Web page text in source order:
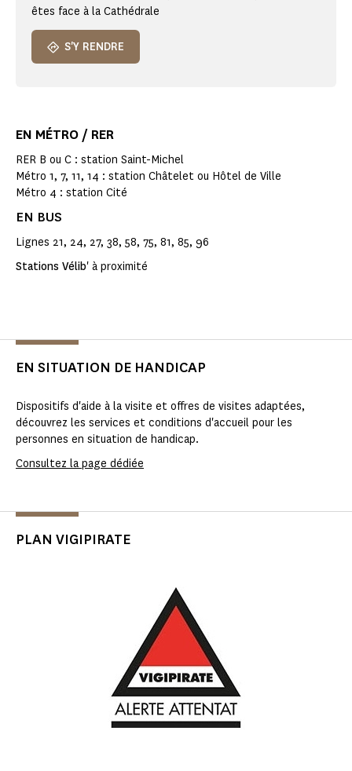
êtes face à la Cathédrale
S'Y RENDRE
EN MÉTRO / RER
RER B ou C : station Saint-Michel
Métro 1, 7, 11, 14 : station Châtelet ou Hôtel de Ville
Métro 4 : station Cité
EN BUS
Lignes 21, 24, 27, 38, 58, 75, 81, 85, 96
Stations Vélib' à proximité
EN SITUATION DE HANDICAP
Dispositifs d'aide à la visite et offres de visites adaptées,
découvrez les services et conditions d'accueil pour les
personnes en situation de handicap.
Consultez la page dédiée
PLAN VIGIPIRATE